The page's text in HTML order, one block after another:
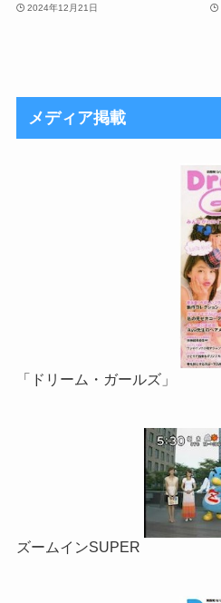
2024年12月21日
メディア掲載
「ドリーム・ガールズ」
ズームインSUPER